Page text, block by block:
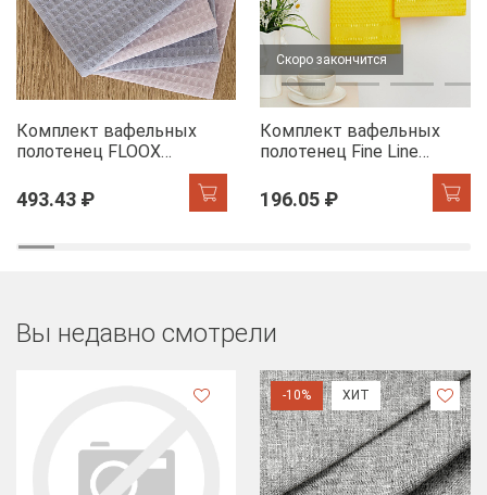
Комплект вафельных
полотенец FLOOX
голубой/сирень
493.43 ₽
Скоро закончится
Комплект вафельных
полотенец Fine Line
хангере
196.05 ₽
Вы недавно смотрели
-10% ХИТ